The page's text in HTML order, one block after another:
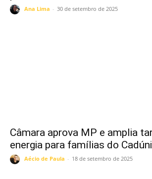
Ana Lima - 30 de setembro de 2025
Câmara aprova MP e amplia
energia para famílias do
Aécio de Paula - 18 de setembro de 2025